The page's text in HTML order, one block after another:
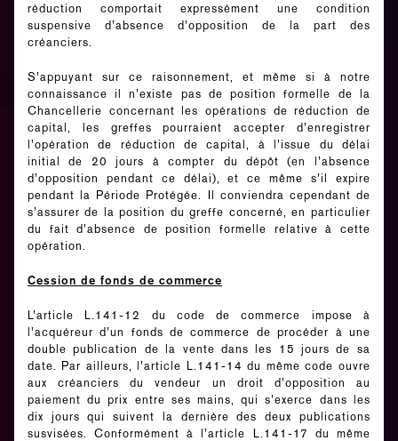
réduction comportait expressément une condition
suspensive d’absence d’opposition de la part des
créanciers.
S’appuyant sur ce raisonnement, et même si à notre
connaissance il n’existe pas de position formelle de la
Chancellerie concernant les opérations de réduction de
capital, les greffes pourraient accepter d’enregistrer
l’opération de réduction de capital, à l’issue du délai
initial de 20 jours à compter du dépôt (en l’absence
d’opposition pendant ce délai), et ce même s’il expire
pendant la Période Protégée. Il conviendra cependant de
s’assurer de la position du greffe concerné, en particulier
du fait d’absence de position formelle relative à cette
opération.
Cession de fonds de commerce
L’article L.141-12 du code de commerce impose à
l’acquéreur d’un fonds de commerce de procéder à une
double publication de la vente dans les 15 jours de sa
date.
Par ailleurs, l’article L.141-14 du même code ouvre
aux créanciers du vendeur un droit d’opposition au
paiement du prix entre ses mains, qui s’exerce dans les
dix jours
qui suivent la dernière des deux publications
susvisées. Conformément à l’article L.141-17 du même